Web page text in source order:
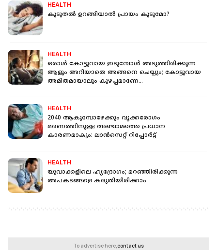
HEALTH
കൂടുതൽ ഉറങ്ങിയാൽ പ്രായം കൂടുമോ?
HEALTH
ഒരാള്‍ കോട്ടുവായ ഇടുമ്പോള്‍ അടുത്തിരിക്കുന്ന
ആളും അറിയാതെ അങ്ങനെ ചെയ്യും; കോട്ടുവായ
അമിതമായാലും കുഴപ്പമാണേ...
HEALTH
2040 ആകുമ്പോഴേക്കും വൃക്കരോഗം
മരണത്തിനുള്ള അഞ്ചാമത്തെ പ്രധാന
കാരണമാകും: ലാന്‍സെറ്റ് റിപ്പോര്‍ട്ട്
HEALTH
യുവാക്കളിലെ ഹൃദ്രോഗം; മറഞ്ഞിരിക്കുന്ന
അപകടങ്ങളെ കരുതിയിരിക്കാം
To advertise here,contact us